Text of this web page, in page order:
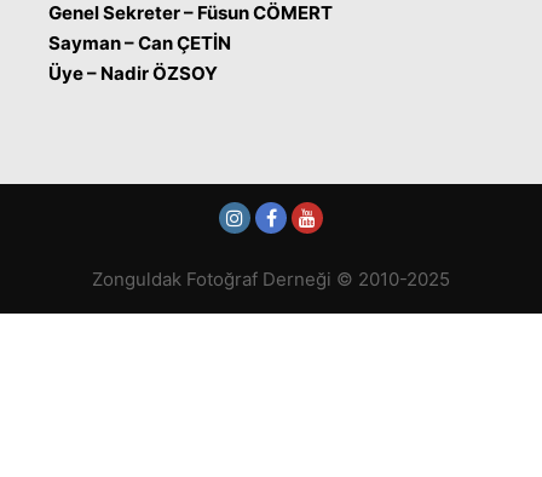
Genel Sekreter – Füsun CÖMERT
Sayman – Can ÇETİN
Üye – Nadir ÖZSOY
Zonguldak Fotoğraf Derneği © 2010-2025